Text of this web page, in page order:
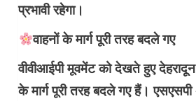
प्रभावी रहेगा।
वाहनों के मार्ग पूरी तरह बदले गए
वीवीआईपी मूवमेंट को देखते हुए
के मार्ग पूरी तरह बदले गए हैं।